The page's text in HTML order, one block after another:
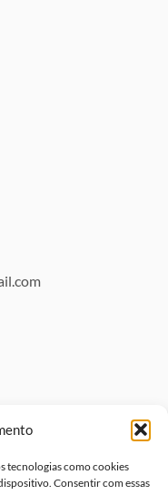
tecnologias como cookies
Consentir com essas